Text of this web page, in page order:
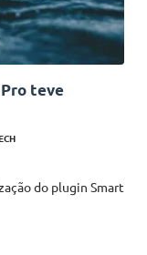
teve
do plugin Smart